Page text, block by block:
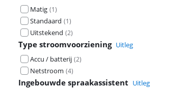
Matig (1)
Standaard (1)
Uitstekend (2)
Type stroomvoorziening Uitleg
Accu / batterij (2)
Netstroom (4)
Ingebouwde spraakassistent Uitleg